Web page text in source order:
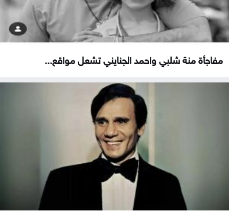
مفاجأة منة شلبي واحمد الجنايني تشعل مواقع...